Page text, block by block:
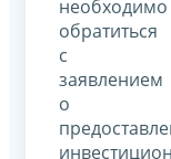
необходимо
обратиться
с
заявлением
о